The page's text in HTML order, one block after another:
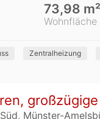
Wohnfläche
73,98 m²
Zentralheizung
großzügige
Münster-